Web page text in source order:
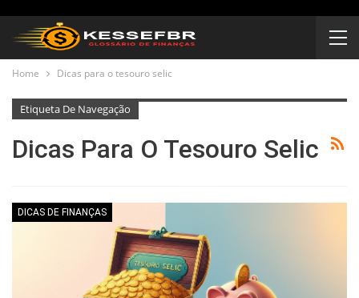
Home Dicas para o tesouro selic
Etiqueta De Navegação
Dicas Para O Tesouro Selic
DICAS DE FINANÇAS